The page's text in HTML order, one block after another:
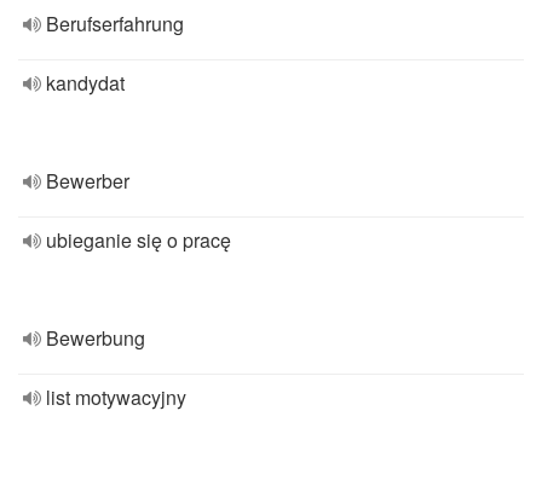
Berufserfahrung
kandydat
Bewerber
ubieganie się o pracę
Bewerbung
list motywacyjny